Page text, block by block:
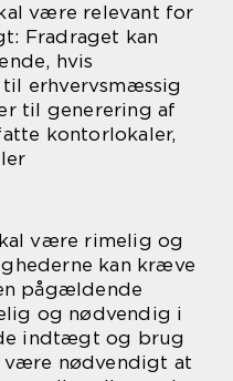
være relevant for
Fradraget kan
hvis
erhvervsmæssig
til generering af
kontorlokaler,
være rimelig og
kan kræve
pågældende
og nødvendig i
indtægt og brug
være nødvendigt at